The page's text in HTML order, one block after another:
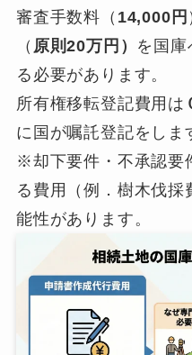
審査手数料（ 14,000円
（ 原則20万円） を国
る必要があります。
所有権移転登記費用は
に国が嘱託登記をしま
※却下要件・不承認要
る費用（例．樹木伐
能性があります。